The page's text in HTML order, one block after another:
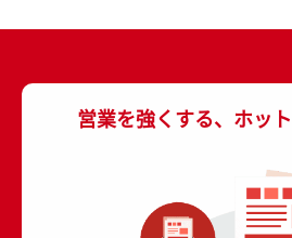
営業を強くする、ホッ